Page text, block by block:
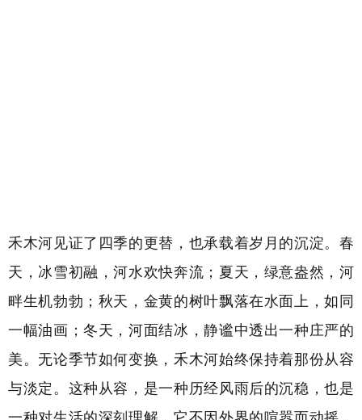
禾木河见证了四季的更替，也承载着岁月的沉淀。春
天，冰雪初融，河水欢快奔流；夏天，绿意盎然，河
畔生机勃勃；秋天，金黄的树叶飘落在水面上，如同
一幅油画；冬天，河面结冰，静谧中透出一种庄严的
美。无论季节如何变换，禾木河始终保持着那份从容
与淡定。这种从容，是一种历经风雨后的沉稳，也是